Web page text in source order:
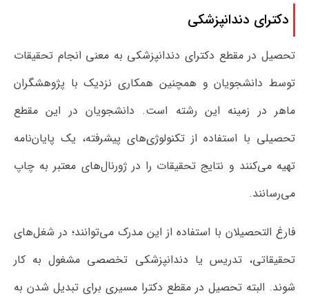
دکترای دندانپزشکی
تحصیل در مقطع دکترای دندانپزشکی به معنی انجام تحقیقات
توسط دانشجویان و همچنین همکاری نزدیک با پژوهشگران
ماهر در زمینه این رشته است. دانشجویان در این مقطع
تحصیلی با استفاده از تکنولوژی‌های پیشرفته، یک پایان‌نامه
تهیه می‌کنند و نتایج تحقیقات را در ژورنال‌های معتبر به چاپ
می‌رسانند.
فارغ التحصیلان با استفاده از این مدرک می‌توانند؛ در شغل‌های
تحقیقاتی، تدریس یا دندانپزشکی تخصصی مشغول به کار
شوند. البته تحصیل در مقطع دکترا مسیری برای تبدیل شدن به